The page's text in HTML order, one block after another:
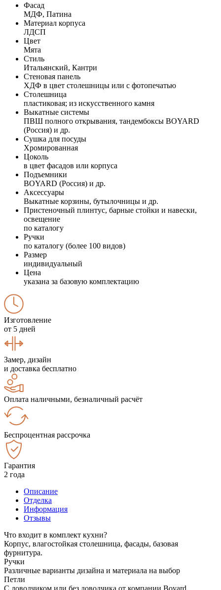
Фасад
МДФ, Патина
Материал корпуса
ЛДСП
Цвет
Мята
Стиль
Итальянский, Кантри
Стеновая панель
ХДФ в цвет столешницы или с фотопечатью
Столешница
пластиковая; из искусственного камня
Выкатные системы
ПВШ полного открывания, тандембоксы BOYARD
(Россия) и др.
Сушка для посуды
Хромированная
Цоколь
в цвет фасадов или корпуса
Подъемники
BOYARD (Россия) и др.
Аксессуары
Выкатные корзины, бутылочницы и др.
Пристеночный плинтус, барные стойки и навески,
освещение
по каталогу
Ручки
по каталогу (более 100 видов)
Размер
индивидуальный
Цена
указана за базовую комплектацию
Изготовление
от 5 дней
Замер, дизайн
и доставка бесплатно
Оплата наличными, безналичный расчёт
Беспроцентная рассрочка
Гарантия
2 года
Описание
Отделка
Информация
Отзывы
Что входит в комплект кухни?
Корпус, влагостойкая столешница, фасады, базовая
фурнитура.
Ручки
Различные варианты дизайна и материала на выбор
Петли
С доводчиком или без доводчика от компании Boyard